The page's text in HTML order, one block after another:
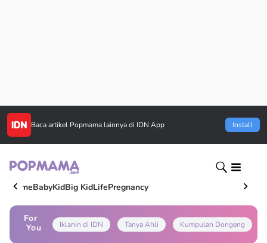
Baca artikel Popmama lainnya di IDN App Install
HomeBabyKidBig KidLifePregnancy
For
You
Iklanin di IDN Tanya Ahli Kumpulan Dongeng